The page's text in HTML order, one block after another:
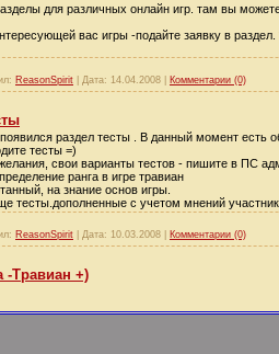
для различных онлайн игр. там вы
вас игры -подайте заявку в
ReasonSpirit Дата: 14.04.2008 Комментарии (0)
раздел тесты . В данный момент есть
тесты =)
свои варианты тестов - пишите в ПС
ранга в игре травиан
на знание основ игры.
тесты.дополненные с учетом мнений
ReasonSpirit Дата: 10.03.2008 Комментарии (0)
-Травиан +)